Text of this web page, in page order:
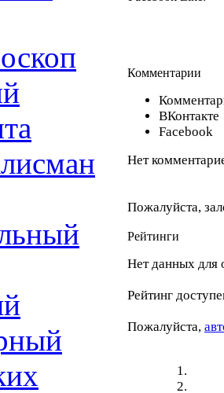
Комментарии
ВКонтакте
Facebook
Нет
Пожалуйста,
Рейтинги
Нет данных для
Рейтинг
Пожалуйста,